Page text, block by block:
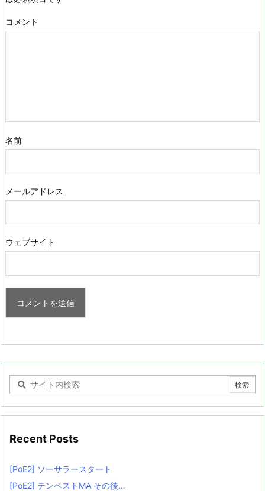
コメント
名前
メールアドレス
ウェブサイト
Recent Posts
[PoE2] ソーサラースタート
[PoE2] テンペストMA その後…